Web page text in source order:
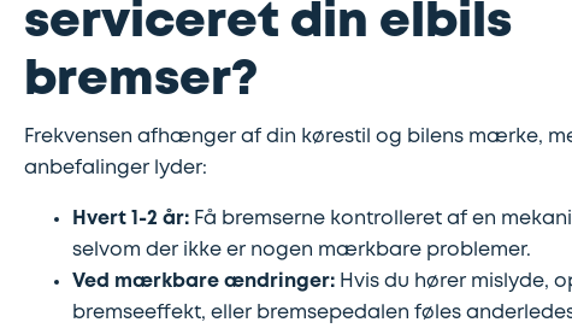
serviceret din elbils
bremser?
Frekvensen afhænger af din kørestil og bilens mærke,
anbefalinger lyder:
Hvert 1-2 år: Få bremserne kontrolleret af en
selvom der ikke er nogen mærkbare problemer.
Ved mærkbare ændringer: Hvis du hører mislyde,
bremseeffekt, eller bremsepedalen føles